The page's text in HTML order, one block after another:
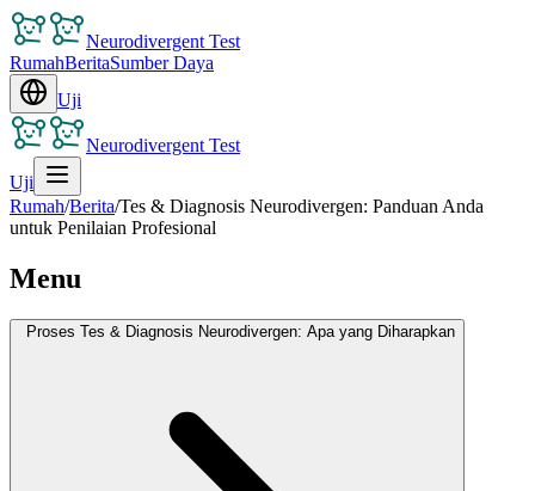
Neurodivergent Test
RumahBeritaSumber Daya
Uji
Neurodivergent Test
Uji
Rumah/Berita/Tes & Diagnosis Neurodivergen: Panduan Anda
untuk Penilaian Profesional
Menu
Proses Tes & Diagnosis Neurodivergen: Apa yang Diharapkan